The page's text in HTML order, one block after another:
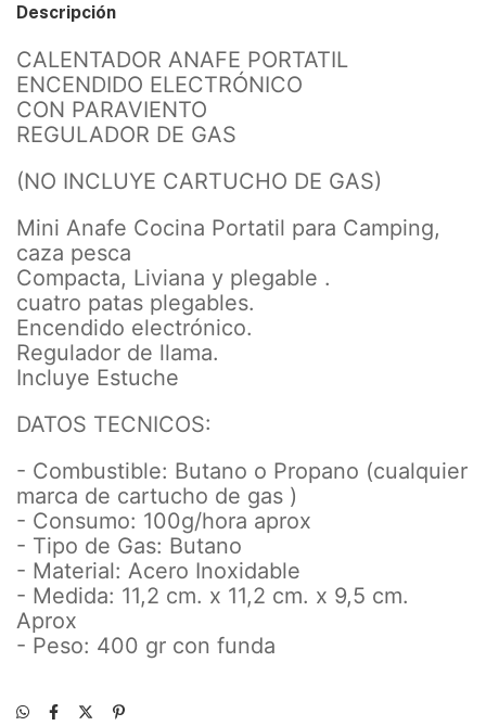
Descripción
CALENTADOR ANAFE PORTATIL
ENCENDIDO ELECTRÓNICO
CON PARAVIENTO
REGULADOR DE GAS
(NO INCLUYE CARTUCHO DE GAS)
Mini Anafe Cocina Portatil para Camping,
caza pesca
Compacta, Liviana y plegable .
cuatro patas plegables.
Encendido electrónico.
Regulador de llama.
Incluye Estuche
DATOS TECNICOS:
- Combustible: Butano o Propano (cualquier
marca de cartucho de gas )
- Consumo: 100g/hora aprox
- Tipo de Gas: Butano
- Material: Acero Inoxidable
- Medida: 11,2 cm. x 11,2 cm. x 9,5 cm.
Aprox
- Peso: 400 gr con funda